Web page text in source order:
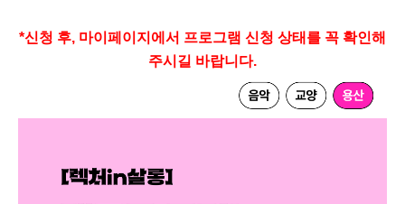
*신청 후, 마이페이지에서 프로그램 신청 상태를 꼭 확인해
주시길 바랍니다.